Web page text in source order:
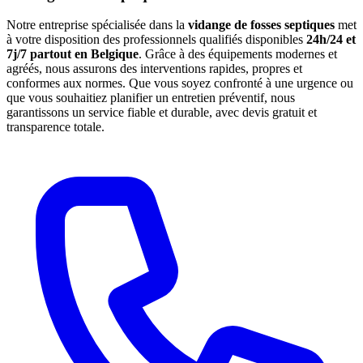
Notre entreprise spécialisée dans la vidange de fosses septiques met
à votre disposition des professionnels qualifiés disponibles 24h/24 et
7j/7 partout en Belgique. Grâce à des équipements modernes et
agréés, nous assurons des interventions rapides, propres et
conformes aux normes. Que vous soyez confronté à une urgence ou
que vous souhaitiez planifier un entretien préventif, nous
garantissons un service fiable et durable, avec devis gratuit et
transparence totale.